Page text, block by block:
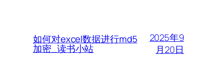
如何对excel数据进行md5
加密_读书小站
2025年9
月20日